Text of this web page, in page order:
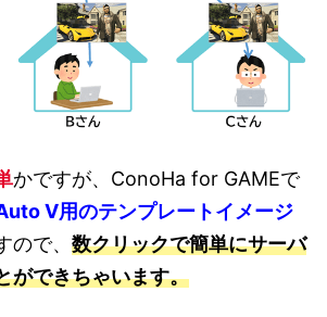
かですが、ConoHa for GAMEで
V用のテンプレートイメージ
ので、 数クリックで簡単にサーバ
ができちゃいます。